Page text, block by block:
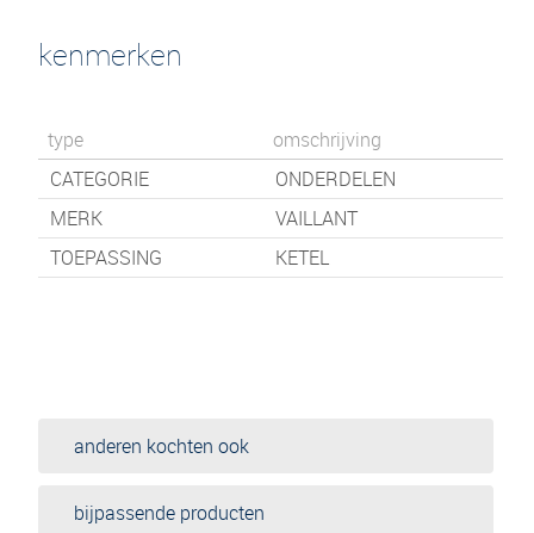
kenmerken
type
omschrijving
CATEGORIE
ONDERDELEN
MERK
VAILLANT
TOEPASSING
KETEL
anderen kochten ook
bijpassende producten